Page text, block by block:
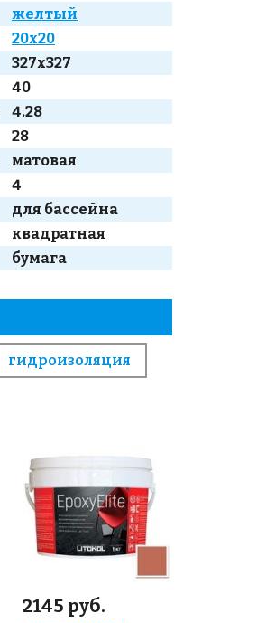
желтый
20x20
327x327
40
4.28
28
матовая
4
для бассейна
квадратная
бумага
гидроизоляция
2145 руб.